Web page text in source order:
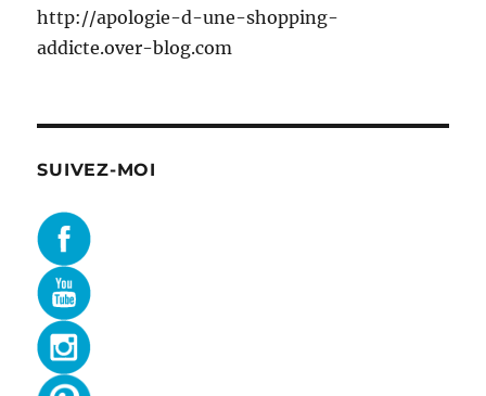
http://apologie-d-une-shopping-
addicte.over-blog.com
SUIVEZ-MOI